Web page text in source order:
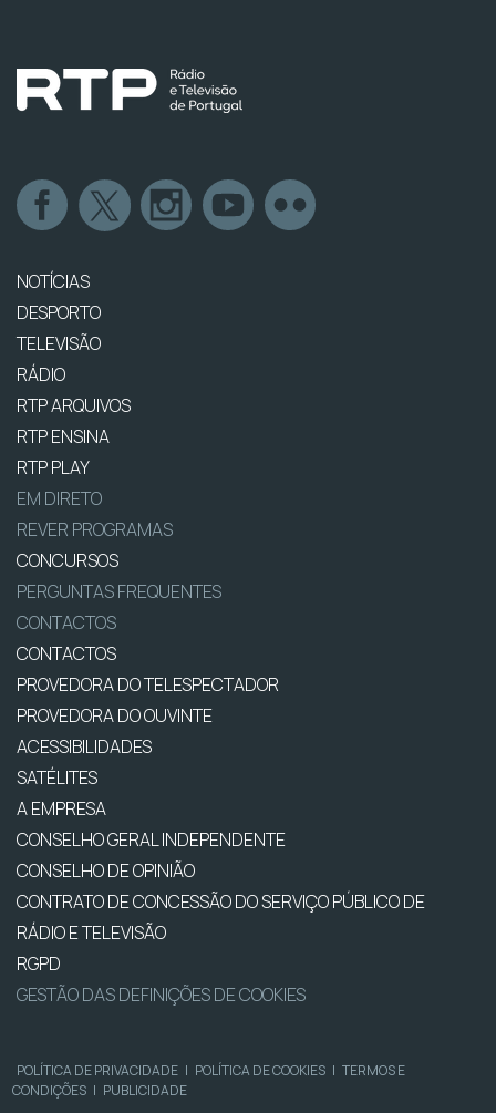
NOTÍCIAS
DESPORTO
TELEVISÃO
RÁDIO
RTP ARQUIVOS
RTP ENSINA
RTP PLAY
EM DIRETO
REVER PROGRAMAS
CONCURSOS
PERGUNTAS FREQUENTES
CONTACTOS
CONTACTOS
PROVEDORA DO TELESPECTADOR
PROVEDORA DO OUVINTE
ACESSIBILIDADES
SATÉLITES
A EMPRESA
CONSELHO GERAL INDEPENDENTE
CONSELHO DE OPINIÃO
CONTRATO DE CONCESSÃO DO SERVIÇO PÚBLICO DE
RÁDIO E TELEVISÃO
RGPD
GESTÃO DAS DEFINIÇÕES DE COOKIES
POLÍTICA DE PRIVACIDADE | POLÍTICA DE COOKIES | TERMOS E
CONDIÇÕES | PUBLICIDADE